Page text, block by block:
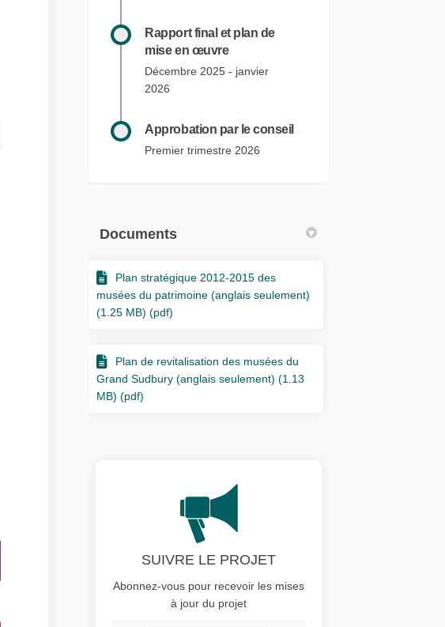
Rapport final et plan de
mise en œuvre
Décembre 2025 - janvier
2026
Approbation par le conseil
Premier trimestre 2026
Documents
Plan stratégique 2012-2015 des
musées du patrimoine (anglais seulement)
(1.25 MB) (pdf)
Plan de revitalisation des musées du
Grand Sudbury (anglais seulement) (1.13
MB) (pdf)
SUIVRE LE PROJET
Abonnez-vous pour recevoir les mises
à jour du projet